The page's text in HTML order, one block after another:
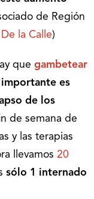
de Región
De la Calle)
que gambetear
importante es
de los
de semana de
y las terapias
llevamos 20
sólo 1 internado